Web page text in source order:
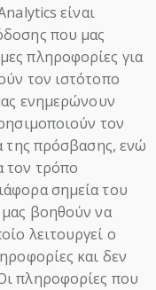
είναι
που μας
πληροφορίες για
τον ιστότοπο
ενημερώνουν
τον
της πρόσβασης, ενώ
τον τρόπο
σημεία του
μας βοηθούν να
λειτουργεί ο
και δεν
πληροφορίες που